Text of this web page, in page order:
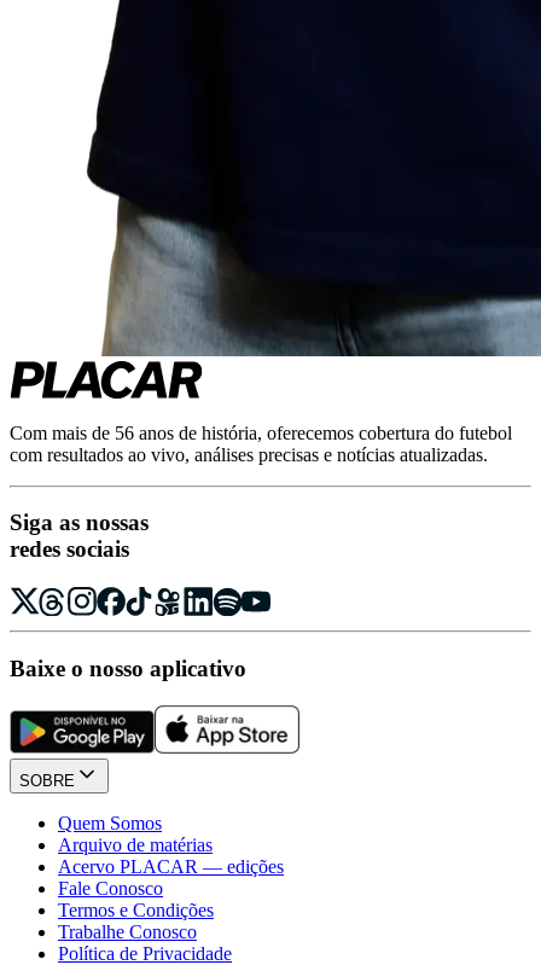
Com mais de 56 anos de história, oferecemos cobertura do futebol
com resultados ao vivo, análises precisas e notícias atualizadas.
Siga as nossas
redes sociais
Baixe o nosso aplicativo
SOBRE
Quem Somos
Arquivo de matérias
Acervo PLACAR — edições
Fale Conosco
Termos e Condições
Trabalhe Conosco
Política de Privacidade